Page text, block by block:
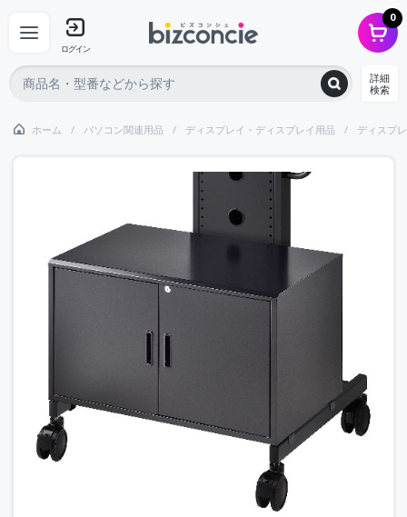
ログイン
0
詳細
検索
ホーム パソコン関連用品 ディスプレイ・ディスプレイ用品 ディスプ